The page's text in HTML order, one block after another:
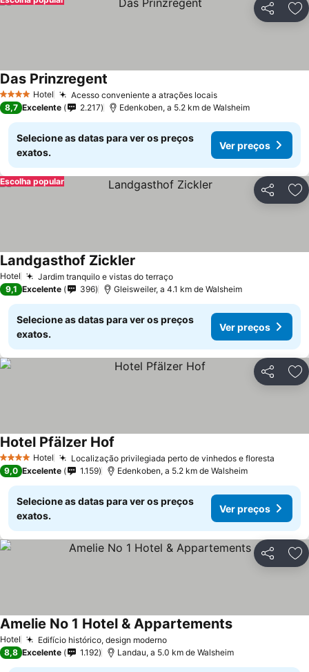
Partilhar
4 EstrelasHotel Acesso conveniente a atrações locaisVer preços
Das Prinzregent
8,7 Excelente 2.217 Edenkoben, a 5.2 km de Walsheim
Selecione as datas para ver os preços
exatos.
Ver preços
Partilhar
Escolha popular
Hotel Jardim tranquilo e vistas do terraçoVer preços
Landgasthof Zickler
9,1 Excelente 396 Gleisweiler, a 4.1 km de Walsheim
Selecione as datas para ver os preços
exatos.
Ver preços
Partilhar
4 EstrelasHotel Localização privilegiada perto de vinhedos e floresta
Hotel Pfälzer Hof
9,0 Excelente 1.159 Edenkoben, a 5.2 km de Walsheim
Selecione as datas para ver os preços
exatos.
Ver preços
Partilhar
Hotel Edifício histórico, design modernoVer preços
Amelie No 1 Hotel & AppartementsVer preços
8,8 Excelente 1.192 Landau, a 5.0 km de Walsheim